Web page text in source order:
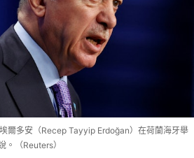
爾多安（Recep Tayyip Erdoğan）在荷蘭海牙舉
。（Reuters）